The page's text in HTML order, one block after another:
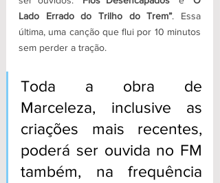
Lado Errado do Trilho do Trem”. Essa
última, uma canção que flui por 10 minutos
sem perder a tração.
Toda a obra de
Marceleza, inclusive as
criações mais recentes,
poderá ser ouvida no FM
também, na frequência